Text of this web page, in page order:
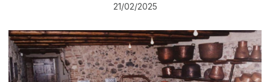
21/02/2025